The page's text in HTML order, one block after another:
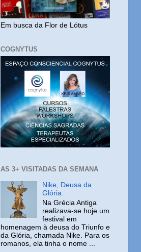
Em busca da Flor de Lótus
COGNYTUS
AS 3+ VISITADAS DA SEMANA
Nike, Deusa da
Glória.
Na Grécia Antiga
realizava-se hoje um
festival em
homenagem à deusa do Triunfo e
da Glória, chamada Nike. Para os
romanos, ela tinha o nome ...